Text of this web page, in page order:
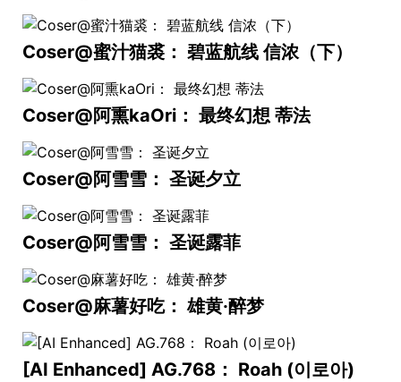
Coser@蜜汁猫裘： 碧蓝航线 信浓（下）
Coser@阿熏kaOri： 最终幻想 蒂法
Coser@阿雪雪： 圣诞夕立
Coser@阿雪雪： 圣诞露菲
Coser@麻薯好吃： 雄黄·醉梦
[AI Enhanced] AG.768： Roah (이로아)